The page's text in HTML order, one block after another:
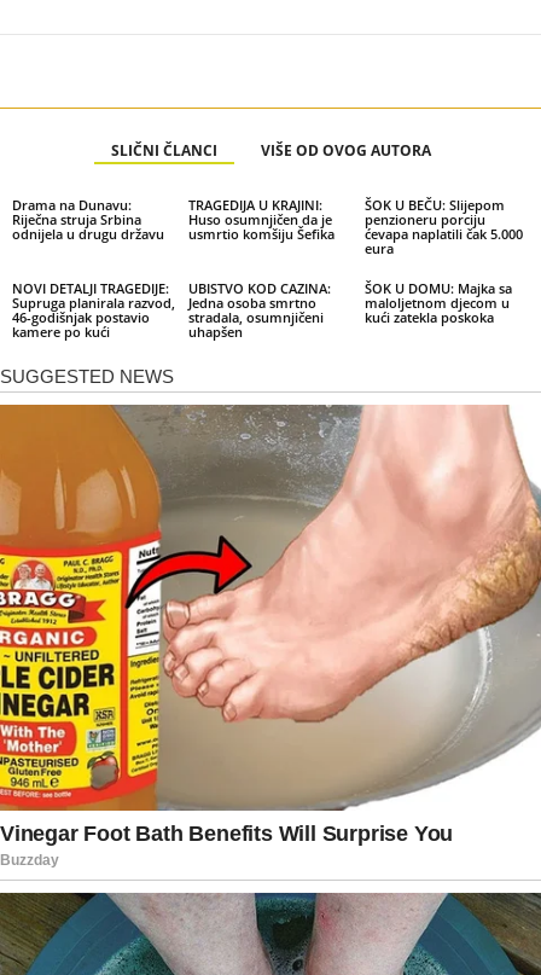
SLIČNI ČLANCI VIŠE OD OVOG AUTORA
Drama na Dunavu:
Riječna struja Srbina
odnijela u drugu državu
TRAGEDIJA U KRAJINI:
Huso osumnjičen da je
usmrtio komšiju Šefika
ŠOK U BEČU: Slijepom
penzioneru porciju
ćevapa naplatili čak 5.000
eura
NOVI DETALJI TRAGEDIJE:
Supruga planirala razvod,
46-godišnjak postavio
kamere po kući
UBISTVO KOD CAZINA:
Jedna osoba smrtno
stradala, osumnjičeni
uhapšen
ŠOK U DOMU: Majka sa
maloljetnom djecom u
kući zatekla poskoka